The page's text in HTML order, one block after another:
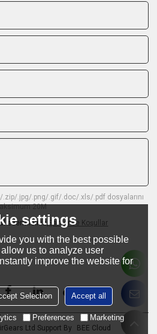
.zip/.jpg/.png/.gif/.doc/.xls/.pdf dosyalarını
20M
edermisiniz,Şartlar ve Koşullar
Ltd Support By BEE Cloud
settings
you with the best possible
us to analyze user
improve the website for
Selection Accept all
Preferences Marketing